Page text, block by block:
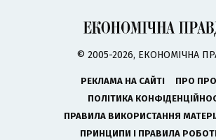
© 2005-2026, ЕКОНОМІЧНА
РЕКЛАМА НА САЙТІ
ПРО
ПОЛІТИКА
ПРАВИЛА ВИКОРИСТАННЯ
ПРИНЦИПИ І ПРАВИЛА